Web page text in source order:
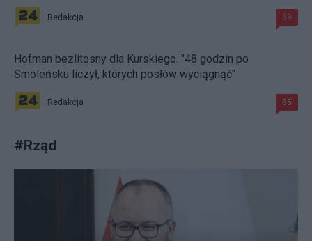
Redakcja 89
Hofman bezlitosny dla Kurskiego. "48 godzin po
Smoleńsku liczył, których posłów wyciągnąć"
Redakcja 85
#Rząd